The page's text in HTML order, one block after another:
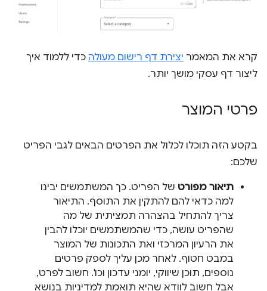
קרא את המאמר יצירת דף רישום מעולה כדי ללמוד איך
ליצור דף עסקי מושך יותר.
פרטי המוצר
בקטע הזה תוכלו לכלול את הפרטים הבאים לגבי הפריט
שלכם:
תיאור מפורט של הפריט. כך המשתמשים יבינו
למה כדאי להם להתקין את התוסף. התיאור
צריך להתחיל בהצהרה תמציתית של מה
שהפריט עושה, כדי שהמשתמשים יוכלו להבין
את הרעיון המרכזי ואת התכונות של המוצר
במבט חטוף. לאחר מכן עליך לספק פרטים
נוספים, תוכן שיווקי, יומני עדכון וכו'. חשוב לפרט,
אבל חשוב לוודא שהיא תואמת למדיניות בנושא